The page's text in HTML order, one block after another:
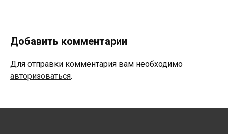
Добавить комментарии
Для отправки комментария вам необходимо
авторизоваться.